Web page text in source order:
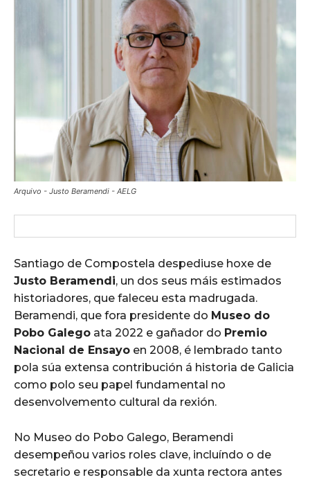
Arquivo - Justo Beramendi - AELG
Santiago de Compostela despediuse hoxe de
Justo Beramendi, un dos seus máis estimados
historiadores, que faleceu esta madrugada.
Beramendi, que fora presidente do Museo do
Pobo Galego ata 2022 e gañador do Premio
Nacional de Ensayo en 2008, é lembrado tanto
pola súa extensa contribución á historia de Galicia
como polo seu papel fundamental no
desenvolvemento cultural da rexión.
No Museo do Pobo Galego, Beramendi
desempeñou varios roles clave, incluíndo o de
secretario e responsable da xunta rectora antes